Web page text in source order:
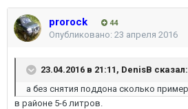
prorock 44
Опубликовано: 23 апреля 2016
23.04.2016 в 21:11, DenisB сказал:
а без снятия поддона сколько
в районе 5-6 литров.